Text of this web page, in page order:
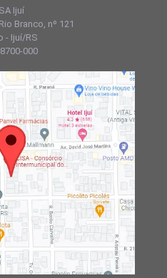
Ijuí
Branco, nº 121
- Ijuí/RS
000